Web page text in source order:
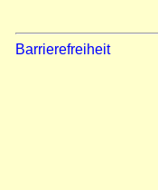
Barrierefreiheit